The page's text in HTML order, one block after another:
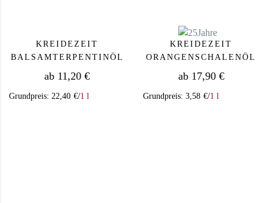
KREIDEZEIT
BALSAMTERPENTINÖL
ab 11,20 €
Grundpreis: 22,40 €/1 l
KREIDEZEIT
ORANGENSCHALENÖL
ab 17,90 €
Grundpreis: 3,58 €/1 l